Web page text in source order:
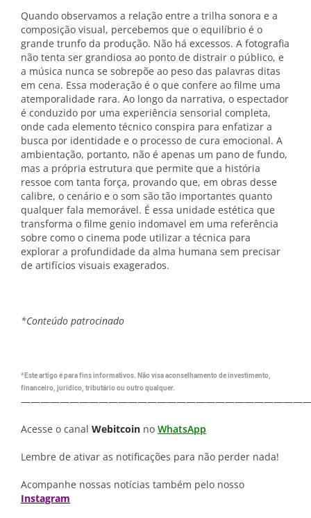
Quando observamos a relação entre a trilha sonora e a
composição visual, percebemos que o equilíbrio é o
grande trunfo da produção. Não há excessos. A fotografia
não tenta ser grandiosa ao ponto de distrair o público, e
a música nunca se sobrepõe ao peso das palavras ditas
em cena. Essa moderação é o que confere ao filme uma
atemporalidade rara. Ao longo da narrativa, o espectador
é conduzido por uma experiência sensorial completa,
onde cada elemento técnico conspira para enfatizar a
busca por identidade e o processo de cura emocional. A
ambientação, portanto, não é apenas um pano de fundo,
mas a própria estrutura que permite que a história
ressoe com tanta força, provando que, em obras desse
calibre, o cenário e o som são tão importantes quanto
qualquer fala memorável. É essa unidade estética que
transforma o filme genio indomavel em uma referência
sobre como o cinema pode utilizar a técnica para
explorar a profundidade da alma humana sem precisar
de artifícios visuais exagerados.
*Conteúdo patrocinado
*Este artigo é para fins informativos. Não visa aconselhamento de investimento,
financeiro, jurídico, tributário ou outro qualquer.
Acesse o canal Webitcoin no WhatsApp
Lembre de ativar as notificações para não perder nada!
Acompanhe nossas notícias também pelo nosso
Instagram